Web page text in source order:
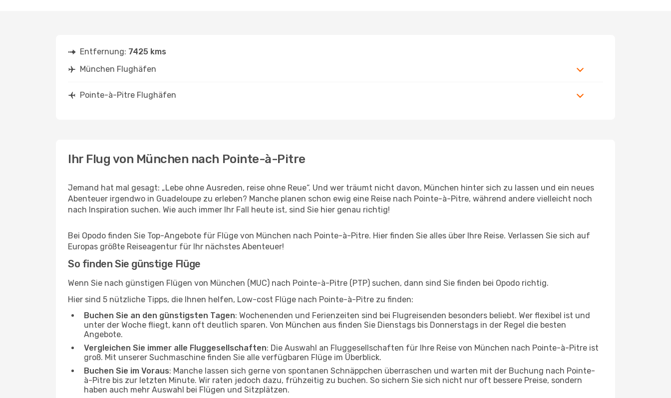
Entfernung: 7425 kms
München Flughäfen
Pointe-à-Pitre Flughäfen
Ihr Flug von München nach Pointe-à-Pitre
Jemand hat mal gesagt: „Lebe ohne Ausreden, reise ohne Reue“. Und wer träumt nicht davon, München hinter sich zu lassen und ein neues
Abenteuer irgendwo in Guadeloupe zu erleben? Manche planen schon ewig eine Reise nach Pointe-à-Pitre, während andere vielleicht noch
nach Inspiration suchen. Wie auch immer Ihr Fall heute ist, sind Sie hier genau richtig!
Bei Opodo finden Sie Top-Angebote für Flüge von München nach Pointe-à-Pitre. Hier finden Sie alles über Ihre Reise. Verlassen Sie sich auf
Europas größte Reiseagentur für Ihr nächstes Abenteuer!
So finden Sie günstige Flüge
Wenn Sie nach günstigen Flügen von München (MUC) nach Pointe-à-Pitre (PTP) suchen, dann sind Sie finden bei Opodo richtig.
Hier sind 5 nützliche Tipps, die Ihnen helfen, Low-cost Flüge nach Pointe-à-Pitre zu finden:
Buchen Sie an den günstigsten Tagen: Wochenenden und Ferienzeiten sind bei Flugreisenden besonders beliebt. Wer flexibel ist und
unter der Woche fliegt, kann oft deutlich sparen. Von München aus finden Sie Dienstags bis Donnerstags in der Regel die besten
Angebote.
Vergleichen Sie immer alle Fluggesellschaften: Die Auswahl an Fluggesellschaften für Ihre Reise von München nach Pointe-à-Pitre ist
groß. Mit unserer Suchmaschine finden Sie alle verfügbaren Flüge im Überblick.
Buchen Sie im Voraus: Manche lassen sich gerne von spontanen Schnäppchen überraschen und warten mit der Buchung nach Pointe-
à-Pitre bis zur letzten Minute. Wir raten jedoch dazu, frühzeitig zu buchen. So sichern Sie sich nicht nur oft bessere Preise, sondern
haben auch mehr Auswahl bei Flügen und Sitzplätzen.